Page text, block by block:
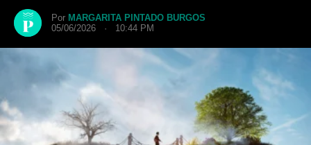
Por MARGARITA PINTADO BURGOS
05/06/2026 · 10:44 PM